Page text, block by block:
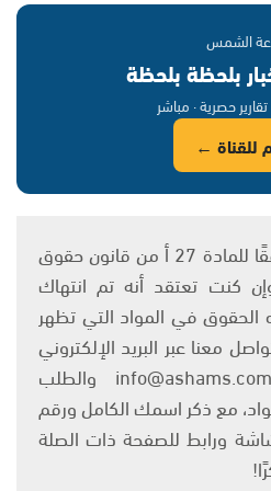
الشمس
بلحظة بلحظة
تقارير حصرية · مباشر
للقناة ←
يتم الاستخدام المواد وفقًا للمادة 27 أ من قانون حقوق
والنشر 2007، وإن كنت تعتقد أنه تم انتهاك
في المواد التي تظهر
معنا عبر البريد الإلكتروني
على العنوان التالي: info@ashams.com والطلب
مع ذكر اسمك الكامل ورقم
ورابط للصفحة ذات الصلة